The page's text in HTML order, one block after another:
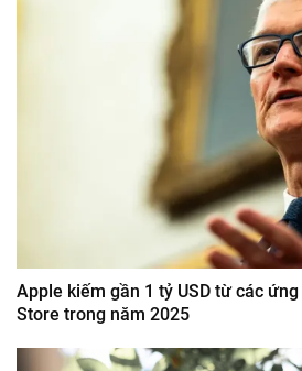
Apple kiếm gần 1 tỷ USD từ các
Store trong năm 2025